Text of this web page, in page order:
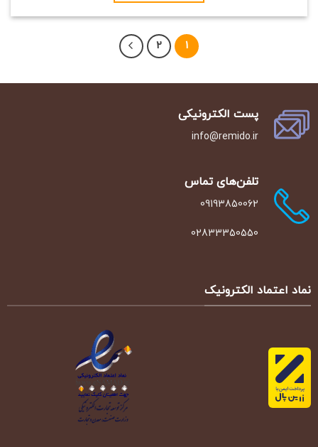
2
پست الکترونیکی
info@remido.ir
تلفن‌‌های تماس
09193850062
02833350550
نماد اعتماد الکترونیک